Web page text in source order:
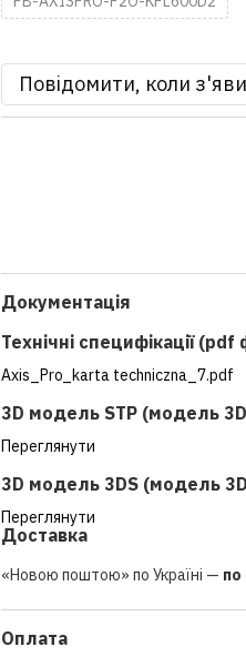
Повідомити, коли
Документація
Технічні специфікації
Axis_Pro_karta techniczna_7.pdf
3D модель STP (модель
Переглянути
3D модель 3DS (модель
Переглянути
Доставка
«Новою поштою» по Україні — по
Оплата